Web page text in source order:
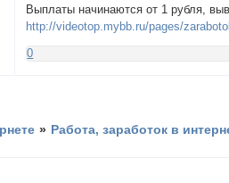
Выплаты начинаются от 1 рубля,
http://videotop.mybb.ru/pages/
0
» Работа, заработок в